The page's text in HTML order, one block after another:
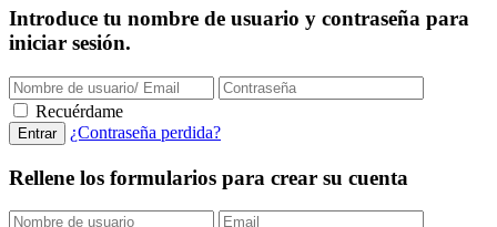
Introduce tu nombre de usuario y contraseña para
iniciar sesión.
Recuérdame
¿Contraseña perdida?
Rellene los formularios para crear su cuenta